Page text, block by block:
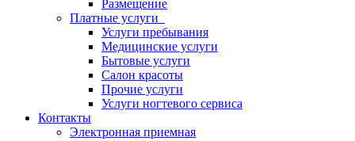
Размещение
Платные услуги
Услуги пребывания
Медицинские услуги
Бытовые услуги
Салон красоты
Прочие услуги
Услуги ногтевого сервиса
Контакты
Электронная приемная